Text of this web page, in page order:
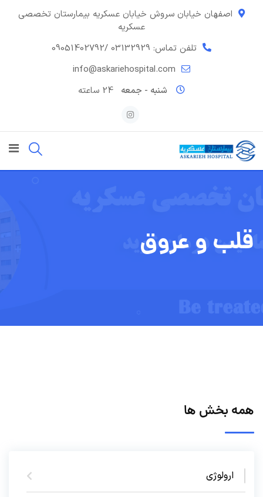
اصفهان خیابان سروش خیابان عسکریه بیمارستان تخصصی
عسکریه
تلفن تماس: 03132929
/09051402792
info@askariehospital.com
شنبه - جمعه
قلب و عروق
همه بخش ها
ارولوژی